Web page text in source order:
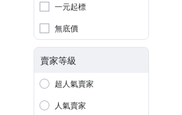
一元起標
無底價
賣家等級
超人氣賣家
人氣賣家